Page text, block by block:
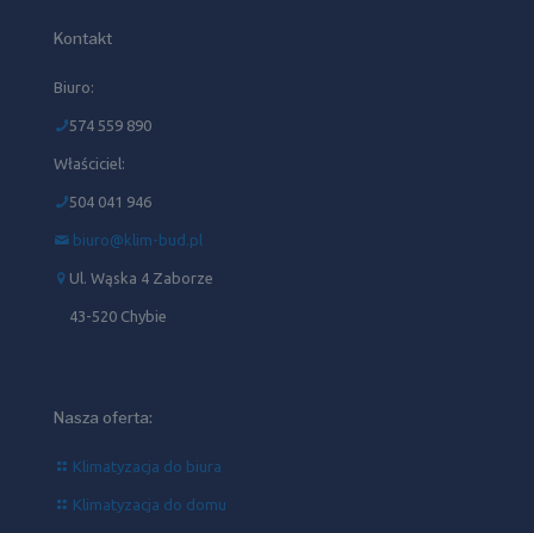
Kontakt
Biuro:
574 559 890
Właściciel:
504 041 946‬
biuro@klim-bud.pl
Ul. Wąska 4 Zaborze
43-520 Chybie
Nasza oferta:
Klimatyzacja do biura
Klimatyzacja do domu